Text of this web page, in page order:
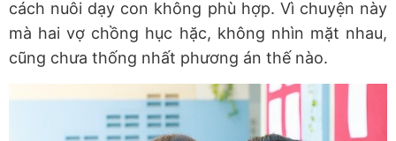
cách nuôi dạy con không phù hợp. Vì chuyện này
mà hai vợ chồng hục hặc, không nhìn mặt nhau,
cũng chưa thống nhất phương án thế nào.